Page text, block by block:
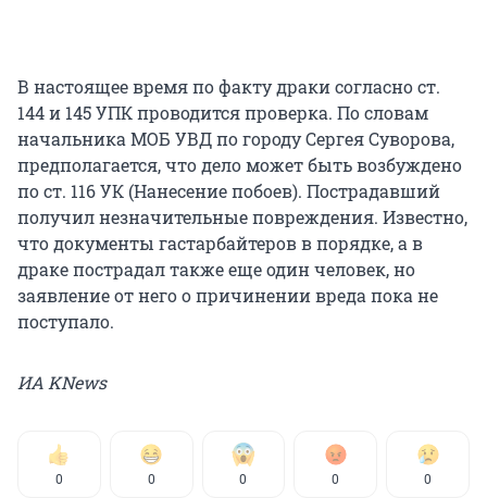
В настоящее время по факту драки согласно ст.
144 и 145 УПК проводится проверка. По словам
начальника МОБ УВД по городу Сергея Суворова,
предполагается, что дело может быть возбуждено
по ст. 116 УК (Нанесение побоев). Пострадавший
получил незначительные повреждения. Известно,
что документы гастарбайтеров в порядке, а в
драке пострадал также еще один человек, но
заявление от него о причинении вреда пока не
поступало.
ИА KNews
0 0 0 0 0